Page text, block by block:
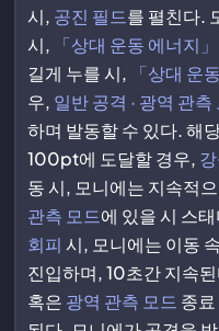
시, 공진 필드를 펼친다.
시,
「상대 운동 에너지」
길게 누를 시,
「상대 운
우, 일반 공격 · 광역 관
하며 발동할 수 있다. 해
100pt에 도달할 경우,
동 시, 모니에는 지속적
관측 모드에 있을 시 스
회피 시, 모니에는 이동
진입하며, 10초간 지속
혹은 광역 관측 모드 종